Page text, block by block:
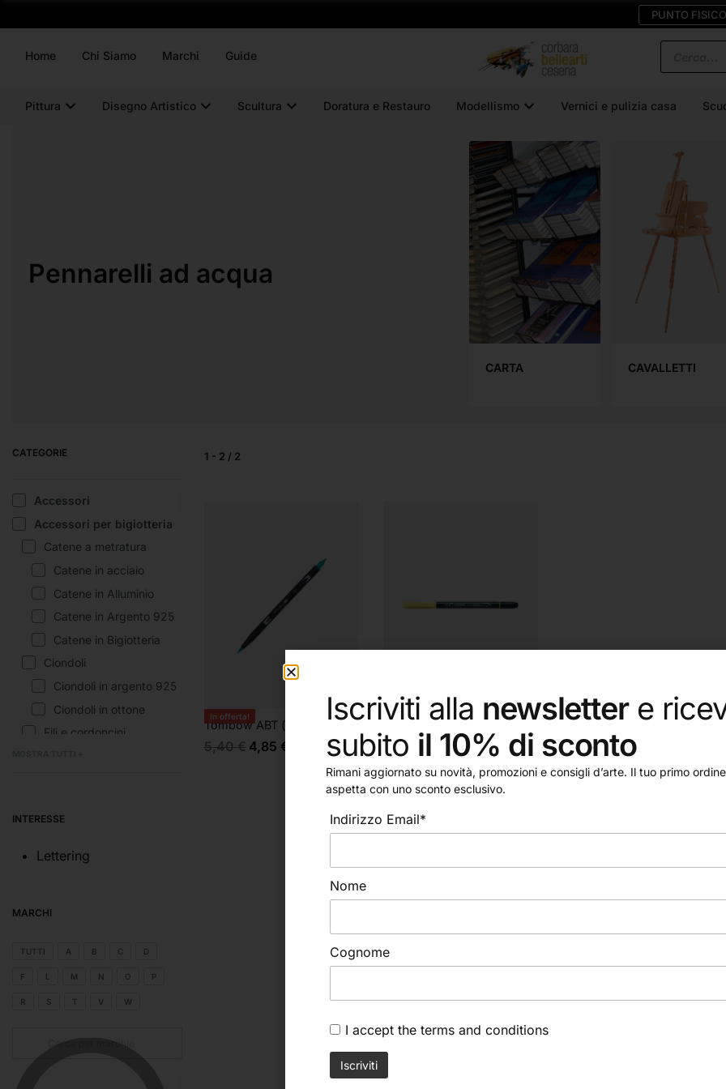
PUNTO FISICO
Home Chi Siamo Marchi Guide
Pittura Disegno Artistico Scultura Doratura e Restauro Modellismo Vernici e pulizia casa
Pennarelli ad acqua
CARTA CAVALLETTI
CATEGORIE
Accessori
Accessori per bigiotteria
Catene a metratura
Catene in acciaio
Catene in Alluminio
Catene in Argento 925
Catene in Bigiotteria
Ciondoli
Ciondoli in argento 925
Ciondoli in ottone
Fili e cordoncini
Chiusure in ottone
Passanti
Articoli per decorazioni
INTERESSE
Lettering
MARCHI
TUTTI A B C D
F M N O P
R S T V W
1 - 2 / 2
In offerta!
Tombow ABT (Tombow)
5,40€ 4,85 €
Lyra
sfuso (Lyra)
Iscriviti alla newslettere
subito il 10% di sconto
Rimani aggiornato su novità, promozioni e consigli d’arte. Il tuo primo
aspetta con uno sconto esclusivo.
Indirizzo Email*
Nome
Cognome
I accept the terms and conditions